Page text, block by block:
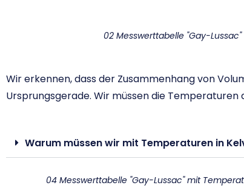
02 Messwerttabelle "Gay-Lussac"
Wir erkennen, dass der Zusammenhang von
Ursprungsgerade. Wir müssen die
Warum müssen wir mit Temperaturen in
04 Messwerttabelle "Gay-Lussac" mit